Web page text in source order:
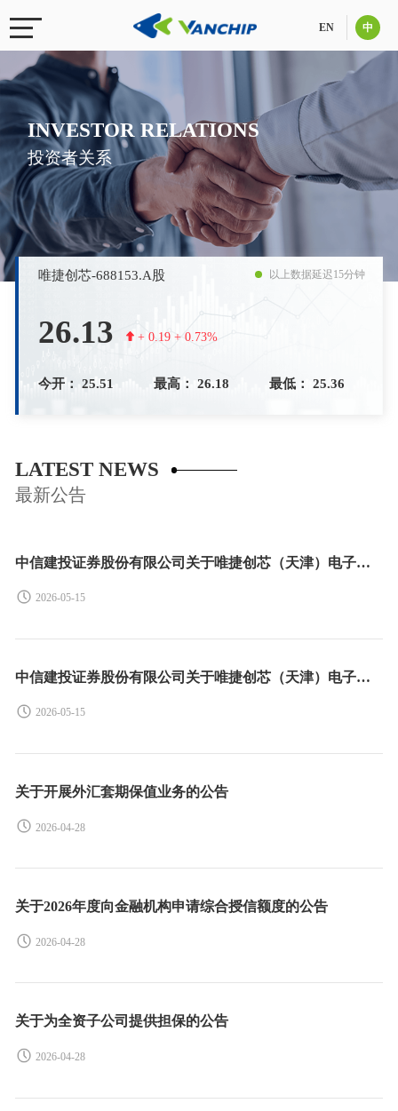
中
EN
INVESTOR RELATIONS
投资者关系
以上数据延迟15分钟
唯捷创芯-688153.A股
26.13 + 0.19 + 0.73%
今开： 25.51 最高： 26.18 最低： 25.36
LATEST NEWS
最新公告
中信建投证券股份有限公司关于唯捷创芯（天津）电子技术股份有限公司首次公开发行股票并在科创板上市之保荐总结报告书
2026-05-15
中信建投证券股份有限公司关于唯捷创芯（天津）电子技术股份有限公司2025年持续督导年度报告书
2026-05-15
关于开展外汇套期保值业务的公告
2026-04-28
关于2026年度向金融机构申请综合授信额度的公告
2026-04-28
关于为全资子公司提供担保的公告
2026-04-28